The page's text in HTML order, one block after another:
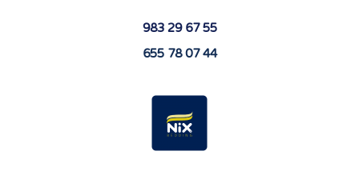
983 29 67 55
655 78 07 44